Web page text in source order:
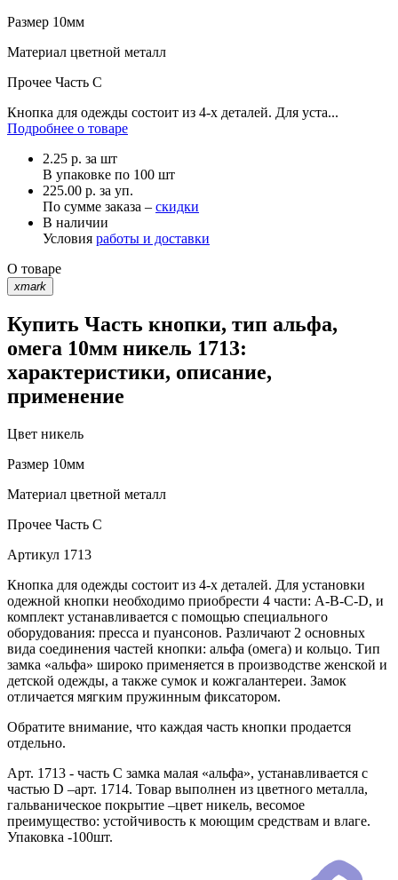
Размер 10мм
Материал цветной металл
Прочее Часть С
Кнопка для одежды состоит из 4-х деталей. Для уста...
Подробнее о товаре
2.25 р. за шт
В упаковке по 100 шт
225.00 р. за уп.
По сумме заказа – скидки
В наличии
Условия работы и доставки
О товаре
xmark
Купить Часть кнопки, тип альфа,
омега 10мм никель 1713:
характеристики, описание,
применение
Цвет никель
Размер 10мм
Материал цветной металл
Прочее Часть С
Артикул 1713
Кнопка для одежды состоит из 4-х деталей. Для установки
одежной кнопки необходимо приобрести 4 части: A-B-C-D, и
комплект устанавливается с помощью специального
оборудования: пресса и пуансонов. Различают 2 основных
вида соединения частей кнопки: альфа (омега) и кольцо. Тип
замка «альфа» широко применяется в производстве женской и
детской одежды, а также сумок и кожгалантереи. Замок
отличается мягким пружинным фиксатором.
Обратите внимание, что каждая часть кнопки продается
отдельно.
Арт. 1713 - часть С замка малая «альфа», устанавливается с
частью D –арт. 1714. Товар выполнен из цветного металла,
гальваническое покрытие –цвет никель, весомое
преимущество: устойчивость к моющим средствам и влаге.
Упаковка -100шт.